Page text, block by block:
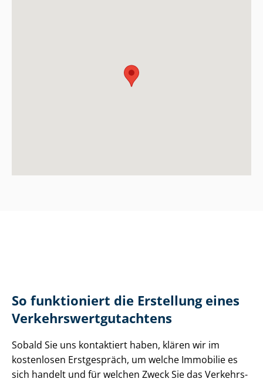
So funktioniert die Erstellung eines
Ver­kehrs­wert­gut­ach­tens
Sobald Sie uns kontaktiert haben, klären wir im
kostenlosen Erstgespräch, um welche Immobilie es
sich handelt und für welchen Zweck Sie das Ver­kehrs­